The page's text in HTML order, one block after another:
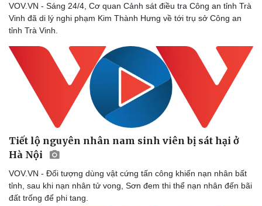
Bóng đá
Lịch thi đấu bóng đá
Thế giới thể thao
eSports
Hậu trường
Ô tô
Xe máy
VOV.VN - Sáng 24/4, Cơ quan Cảnh sát điều tra Công an tỉnh Trà
Vinh đã di lý nghi phạm Kim Thành Hưng về tới trụ sở Công an
tỉnh Trà Vinh.
Tiết lộ nguyên nhân nam sinh viên bị sát hại ở
Hà Nội
VOV.VN - Đối tượng dùng vật cứng tấn công khiến nạn nhân bất
tỉnh, sau khi nạn nhân tử vong, Sơn đem thi thể nạn nhân đến bãi
đất trống để phi tang.